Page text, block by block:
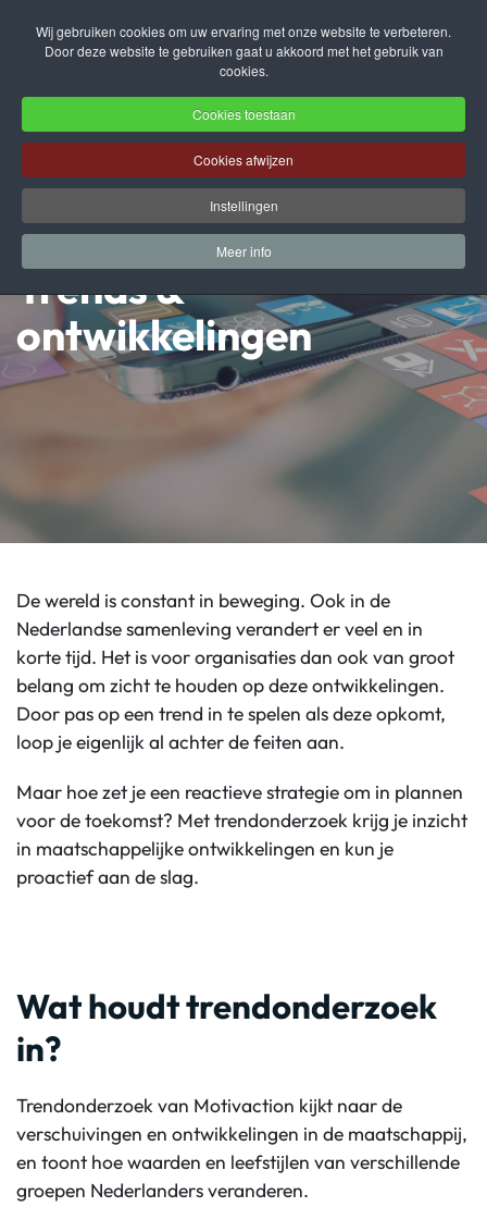
Wij gebruiken cookies om uw ervaring met onze website te verbeteren.
Door deze website te gebruiken gaat u akkoord met het gebruik van
cookies.
Cookies toestaan
Cookies afwijzen
Instellingen
Meer info
Terug naar hoofdinhoud
Trends &
ontwikkelingen
De wereld is constant in beweging. Ook in de
Nederlandse samenleving verandert er veel en in
korte tijd. Het is voor organisaties dan ook van groot
belang om zicht te houden op deze ontwikkelingen.
Door pas op een trend in te spelen als deze opkomt,
loop je eigenlijk al achter de feiten aan.
Maar hoe zet je een reactieve strategie om in plannen
voor de toekomst? Met trendonderzoek krijg je inzicht
in maatschappelijke ontwikkelingen en kun je
proactief aan de slag.
Wat houdt trendonderzoek
in?
Trendonderzoek van Motivaction kijkt naar de
verschuivingen en ontwikkelingen in de maatschappij,
en toont hoe waarden en leefstijlen van verschillende
groepen Nederlanders veranderen.